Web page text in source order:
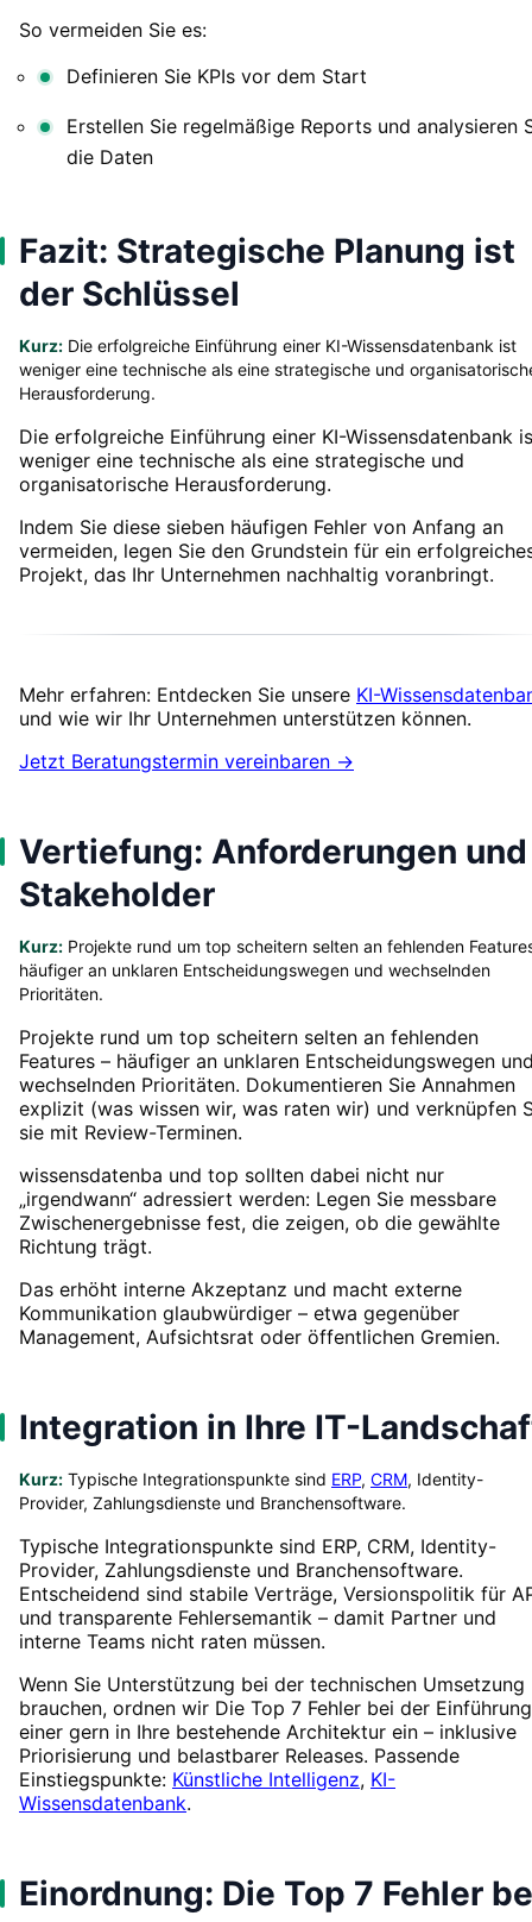
So vermeiden Sie es:
Definieren Sie KPIs vor dem Start
Erstellen Sie regelmäßige Reports und analysieren
die Daten
Fazit: Strategische Planung ist
der Schlüssel
Kurz: Die erfolgreiche Einführung einer KI-Wissensdatenbank ist
weniger eine technische als eine strategische und
Herausforderung.
Die erfolgreiche Einführung einer KI-Wissensdatenbank
weniger eine technische als eine strategische und
organisatorische Herausforderung.
Indem Sie diese sieben häufigen Fehler von Anfang an
vermeiden, legen Sie den Grundstein für ein
Projekt, das Ihr Unternehmen nachhaltig voranbringt.
Mehr erfahren: Entdecken Sie unsere KI-
und wie wir Ihr Unternehmen unterstützen können.
Jetzt Beratungstermin vereinbaren →
Vertiefung: Anforderungen und
Stakeholder
Kurz: Projekte rund um top scheitern selten an fehlenden
häufiger an unklaren Entscheidungswegen und wechselnden
Prioritäten.
Projekte rund um top scheitern selten an fehlenden
Features – häufiger an unklaren Entscheidungswegen
wechselnden Prioritäten. Dokumentieren Sie Annahmen
explizit (was wissen wir, was raten wir) und verknüpfen
sie mit Review-Terminen.
wissensdatenba und top sollten dabei nicht nur
„irgendwann“ adressiert werden: Legen Sie messbare
Zwischenergebnisse fest, die zeigen, ob die gewählte
Richtung trägt.
Das erhöht interne Akzeptanz und macht externe
Kommunikation glaubwürdiger – etwa gegenüber
Management, Aufsichtsrat oder öffentlichen Gremien.
Integration in Ihre IT-
Kurz: Typische Integrationspunkte sind ERP, CRM, Identity-
Provider, Zahlungsdienste und Branchensoftware.
Typische Integrationspunkte sind ERP, CRM, Identity-
Provider, Zahlungsdienste und Branchensoftware.
Entscheidend sind stabile Verträge, Versionspolitik für
und transparente Fehlersemantik – damit Partner und
interne Teams nicht raten müssen.
Wenn Sie Unterstützung bei der technischen Umsetzung
brauchen, ordnen wir Die Top 7 Fehler bei der Einführung
einer gern in Ihre bestehende Architektur ein – inklusive
Priorisierung und belastbarer Releases. Passende
Einstiegspunkte: Künstliche Intelligenz, KI-
Wissensdatenbank.
Einordnung: Die Top 7 Fehler